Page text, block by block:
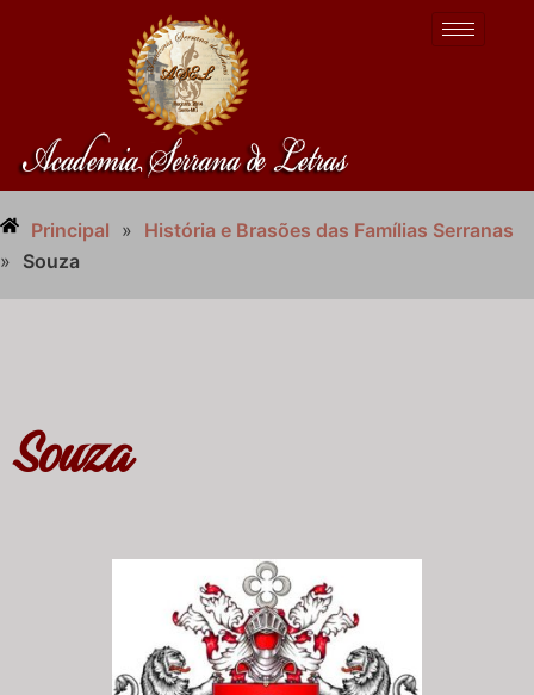
Principal » História e Brasões das Famílias Serranas
» Souza
Souza